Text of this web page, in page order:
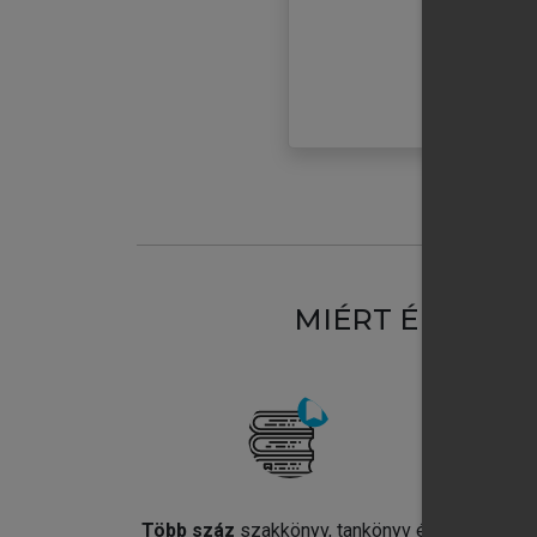
MIÉRT
Több száz szakkönyv, tankönyv és